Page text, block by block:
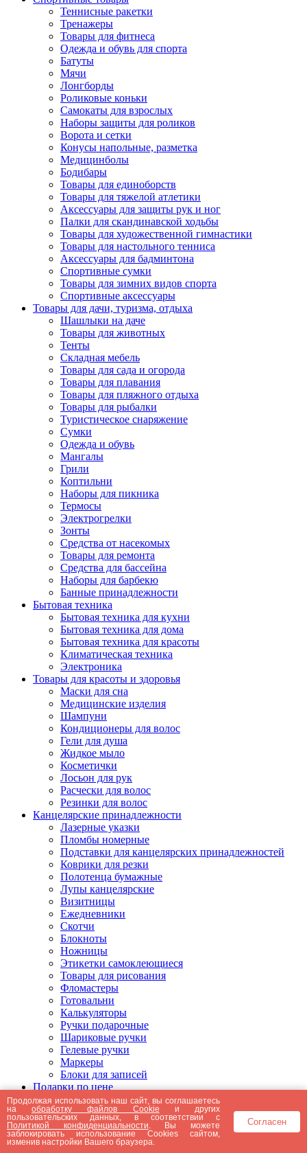
Теннисные ракетки
Тренажеры
Товары для фитнеса
Одежда и обувь для спорта
Батуты
Мячи
Лонгборды
Роликовые коньки
Самокаты для взрослых
Наборы защиты для роликов
Ворота и сетки
Конусы напольные, разметка
Медицинболы
Бодибары
Товары для единоборств
Товары для тяжелой атлетики
Аксессуары для защиты рук и ног
Палки для скандинавской ходьбы
Товары для художественной гимнастики
Товары для настольного тенниса
Аксессуары для бадминтона
Спортивные сумки
Товары для зимних видов спорта
Спортивные аксессуары
Товары для дачи, туризма, отдыха
Шашлыки на даче
Товары для животных
Тенты
Складная мебель
Товары для сада и огорода
Товары для плавания
Товары для пляжного отдыха
Товары для рыбалки
Туристическое снаряжение
Сумки
Одежда и обувь
Мангалы
Грили
Коптильни
Наборы для пикника
Термосы
Электрогрелки
Зонты
Средства от насекомых
Товары для ремонта
Средства для бассейна
Наборы для барбекю
Банные принадлежности
Бытовая техника
Бытовая техника для кухни
Бытовая техника для дома
Бытовая техника для красоты
Климатическая техника
Электроника
Товары для красоты и здоровья
Маски для сна
Медицинские изделия
Шампуни
Кондиционеры для волос
Гели для душа
Жидкое мыло
Косметички
Лосьон для рук
Расчески для волос
Резинки для волос
Канцелярские принадлежности
Лазерные указки
Пломбы номерные
Подставки для канцелярских принадлежностей
Коврики для резки
Полотенца бумажные
Лупы канцелярские
Визитницы
Ежедневники
Скотчи
Блокноты
Ножницы
Этикетки самоклеющиеся
Товары для рисования
Фломастеры
Готовальни
Калькуляторы
Ручки подарочные
Шариковые ручки
Гелевые ручки
Маркеры
Блоки для записей
Подарки по цене
Подарки от 5000 рублей
Подарки до 5000 рублей
Подарки до 3000 рублей
Подарки до 2000 рублей
Подарки до 1000 рублей
Продолжая использовать наш сайт, вы соглашаетесь
наобработку файлов Cookie и других
пользовательских данных, в соответствии с
Политикой конфиденциальности . Вы можете
заблокировать использование Cookies сайтом,
изменив настройки Вашего браузера.
Согласен